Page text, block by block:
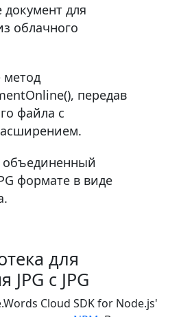
документ для
облачного
метод
передав
файла с
объединенный
формате в виде
для
с JPG
Cloud SDK for Node.js'